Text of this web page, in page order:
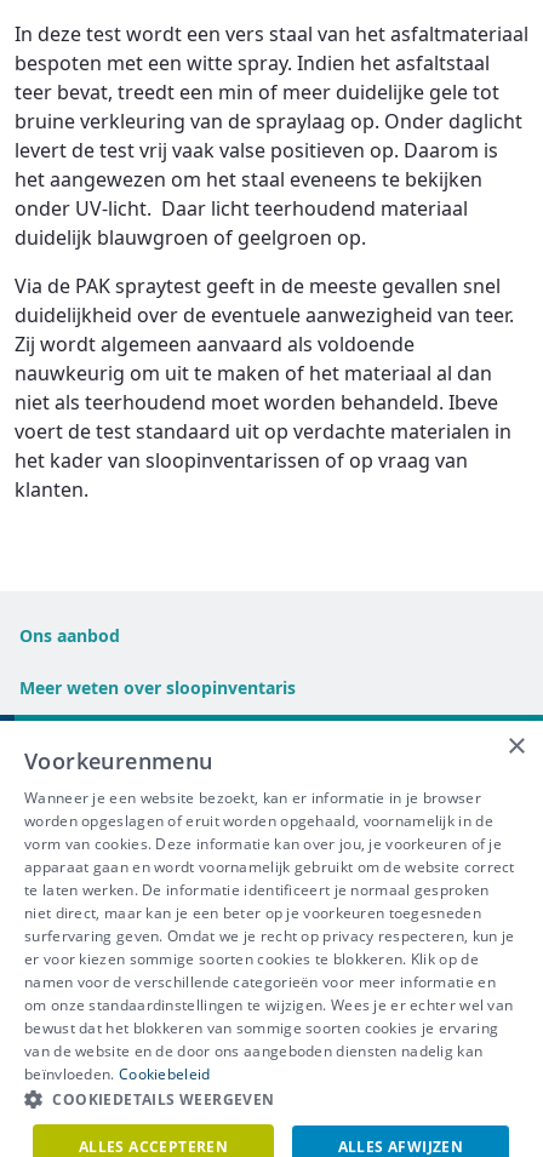
In deze test wordt een vers staal van het asfaltmateriaal
bespoten met een witte spray. Indien het asfaltstaal
teer bevat, treedt een min of meer duidelijke gele tot
bruine verkleuring van de spraylaag op. Onder daglicht
levert de test vrij vaak valse positieven op. Daarom is
het aangewezen om het staal eveneens te bekijken
onder UV-licht. Daar licht teerhoudend materiaal
duidelijk blauwgroen of geelgroen op.
Via de PAK spraytest geeft in de meeste gevallen snel
duidelijkheid over de eventuele aanwezigheid van teer.
Zij wordt algemeen aanvaard als voldoende
nauwkeurig om uit te maken of het materiaal al dan
niet als teerhoudend moet worden behandeld. Ibeve
voert de test standaard uit op verdachte materialen in
het kader van sloopinventarissen of op vraag van
klanten.
Ons aanbod
Meer weten over sloopinventaris
Links
Tracimat
Selectief slopen
IBEVE maakt deel uit van Groep
IDEWE
Disclaimer-Privacy-Cookiebeleid
Meer vragen? Neem
meteen contact op.
×
Voorkeurenmenu
Wanneer je een website bezoekt, kan er informatie in je browser
worden opgeslagen of eruit worden opgehaald, voornamelijk in de
vorm van cookies. Deze informatie kan over jou, je voorkeuren of je
apparaat gaan en wordt voornamelijk gebruikt om de website correct
te laten werken. De informatie identificeert je normaal gesproken
niet direct, maar kan je een beter op je voorkeuren toegesneden
surfervaring geven. Omdat we je recht op privacy respecteren, kun je
er voor kiezen sommige soorten cookies te blokkeren. Klik op de
namen voor de verschillende categorieën voor meer informatie en
om onze standaardinstellingen te wijzigen. Wees je er echter wel van
bewust dat het blokkeren van sommige soorten cookies je ervaring
van de website en de door ons aangeboden diensten nadelig kan
beïnvloeden. Cookiebeleid
COOKIEDETAILS WEERGEVEN
ALLES ACCEPTEREN ALLES AFWIJZEN